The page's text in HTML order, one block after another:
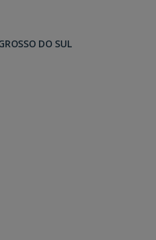
DO SUL